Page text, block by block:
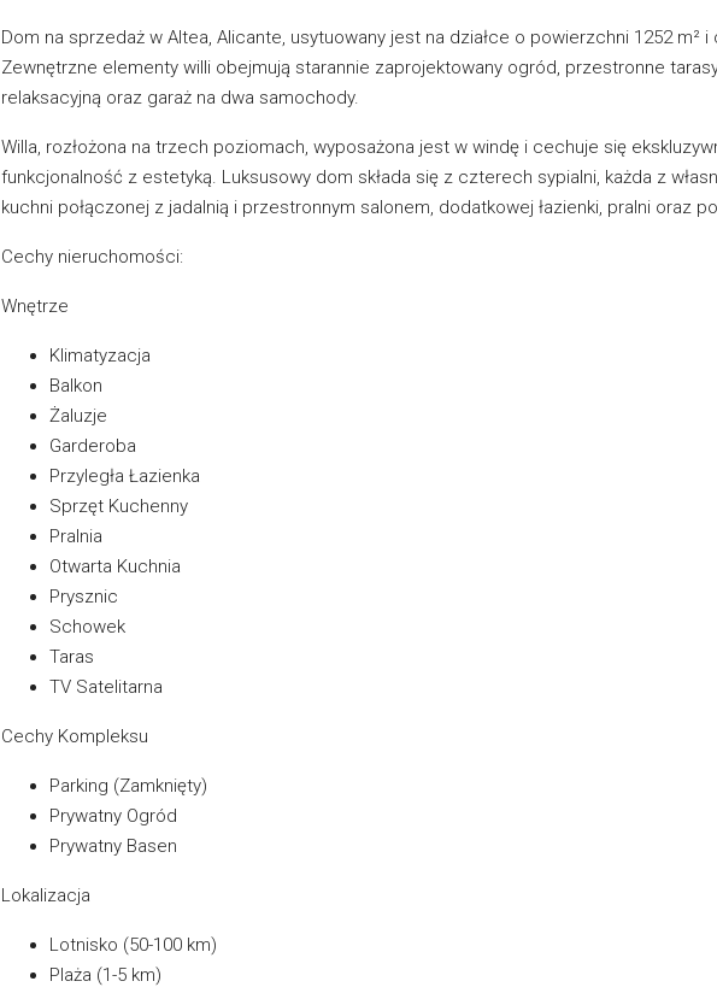
Dom na sprzedaż w Altea, Alicante, usytuowany jest na działce o powierzchni 1252 m²
Zewnętrzne elementy willi obejmują starannie zaprojektowany ogród, przestronne
relaksacyjną oraz garaż na dwa samochody.
Willa, rozłożona na trzech poziomach, wyposażona jest w windę i cechuje się
funkcjonalność z estetyką. Luksusowy dom składa się z czterech sypialni, każda z
kuchni połączonej z jadalnią i przestronnym salonem, dodatkowej łazienki, pralni oraz
Cechy nieruchomości:
Wnętrze
Klimatyzacja
Balkon
Żaluzje
Garderoba
Przyległa Łazienka
Sprzęt Kuchenny
Pralnia
Otwarta Kuchnia
Prysznic
Schowek
Taras
TV Satelitarna
Cechy Kompleksu
Parking (Zamknięty)
Prywatny Ogród
Prywatny Basen
Lokalizacja
Lotnisko (50-100 km)
Plaża (1-5 km)